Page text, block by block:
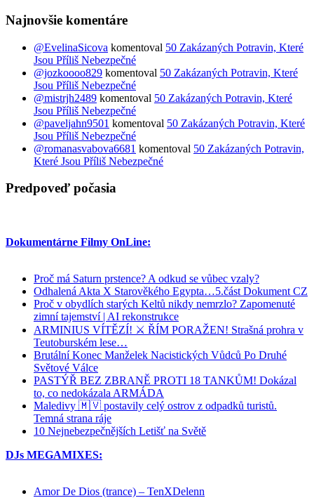
Najnovšie komentáre
@EvelinaSicova komentoval 50 Zakázaných Potravin, Které
Jsou Příliš Nebezpečné
@jozkoooo829 komentoval 50 Zakázaných Potravin, Které
Jsou Příliš Nebezpečné
@mistrjh2489 komentoval 50 Zakázaných Potravin, Které
Jsou Příliš Nebezpečné
@paveljahn9501 komentoval 50 Zakázaných Potravin, Které
Jsou Příliš Nebezpečné
@romanasvabova6681 komentoval 50 Zakázaných Potravin,
Které Jsou Příliš Nebezpečné
Predpoveď počasia
Dokumentárne Filmy OnLine:
Proč má Saturn prstence? A odkud se vůbec vzaly?
Odhalená Akta X Starověkého Egypta…5.část Dokument CZ
Proč v obydlích starých Keltů nikdy nemrzlo? Zapomenuté
zimní tajemství | AI rekonstrukce
ARMINIUS VÍTĚZÍ! ⚔️ ŘÍM PORAŽEN! Strašná prohra v
Teutoburském lese…
Brutální Konec Manželek Nacistických Vůdců Po Druhé
Světové Válce
PASTÝŘ BEZ ZBRANĚ PROTI 18 TANKŮM! Dokázal
to, co nedokázala ARMÁDA
Maledivy 🇲🇻 postavily celý ostrov z odpadků turistů.
Temná strana ráje
10 Nejnebezpečnějších Letišť na Světě
DJs MEGAMIXES:
Amor De Dios (trance) – TenXDelenn